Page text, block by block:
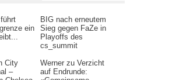
ein
BIG nach erneutem
Sieg gegen FaZe in
Playoffs des
cs_summit
City
–
Werner zu Verzicht
auf Endrunde: